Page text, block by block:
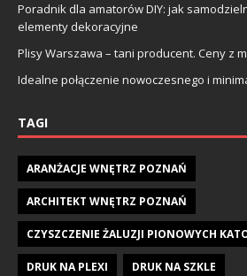
Poradnik dla amatorów DIY: jak
elementy dekoracyjne
Plisy Warszawa – tani producent. Ceny z
Idealne połączenie nowoczesnego i
TAGI
ARANŻACJE WNĘTRZ POZNAŃ
ARCHITEKT WNĘTRZ POZNAŃ
CZYSZCZENIE ŻALUZJI PIONOWYCH
DRUK NA PLEXI DRUK NA SZKLE